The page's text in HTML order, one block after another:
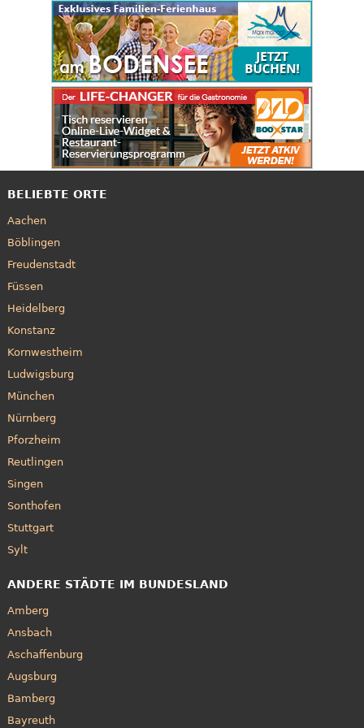
BELIEBTE ORTE
Aachen
Böblingen
Freudenstadt
Füssen
Heidelberg
Konstanz
Kornwestheim
Ludwigsburg
München
Nürnberg
Pforzheim
Reutlingen
Singen
Sonthofen
Stuttgart
Sylt
ANDERE STÄDTE IM BUNDESLAND
Amberg
Ansbach
Aschaffenburg
Augsburg
Bamberg
Bayreuth